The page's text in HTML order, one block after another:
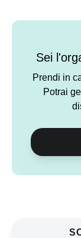
Sei
Prendi in
Potrai